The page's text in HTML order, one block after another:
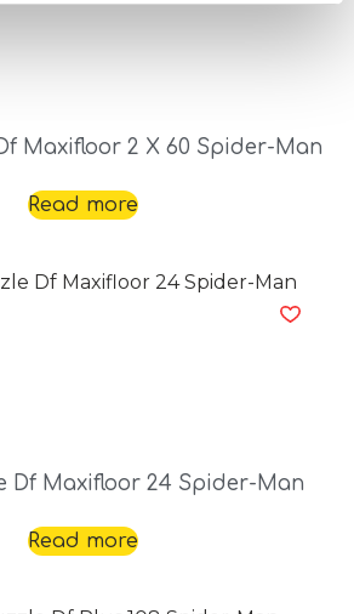
Maxifloor 2 X 60 Spider-Man
Read more
Df Maxifloor 24 Spider-Man
Read more